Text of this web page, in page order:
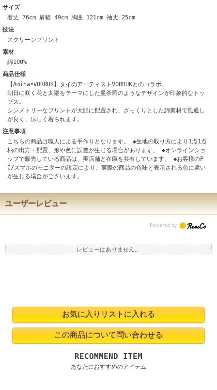
サイズ
着丈 76cm 肩幅 49cm 胸囲 121cm 袖丈 25cm
技法
スクリーンプリント
素材
綿100%
商品仕様
【Amina×VORRUK】タイのアーティストVORRUKとのコラボ。
朝日に咲く花と太陽をテーマにした曼荼羅のようなデザインが印象的なトッ
プス。
シンメトリーなプリントが大胆に配置され、ざっくりとした綿素材で風通し
が良く、涼しく着られます。
注意事項
こちらの商品は職人による手作りとなります。 ◆生地の取り方により1点1点
柄の出方・配置、形や色に誤差が生じる場合があります。 ◆オンラインショ
ップで販売している商品は、実店舗と在庫を共有しています。 ◆お客様のP
C/スマホのモニターの設定により、実際の商品の色味と表示される色に違い
が生じる場合がございます。
ユーザーレビュー
レビューはありません。
RECOMMEND ITEM
あなたにおすすめのアイテム